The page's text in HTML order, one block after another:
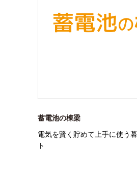
蓄電池の棟梁
電気を賢く貯めて上手に使う
ト